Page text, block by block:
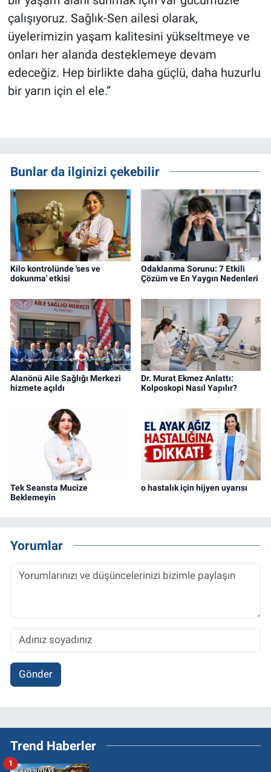
çalışıyoruz. Sağlık-Sen ailesi olarak,
üyelerimizin yaşam kalitesini yükseltmeye ve
onları her alanda desteklemeye devam
edeceğiz. Hep birlikte daha güçlü, daha huzurlu
bir yarın için el ele.”
Bunlar da ilginizi çekebilir
Kilo kontrolünde 'ses ve
dokunma' etkisi
Odaklanma Sorunu: 7 Etkili
Çözüm ve En Yaygın Nedenleri
Alanönü Aile Sağlığı Merkezi
hizmete açıldı
Dr. Murat Ekmez Anlattı:
Kolposkopi Nasıl Yapılır?
Tek Seansta Mucize
Beklemeyin
o hastalık için hijyen uyarısı
Yorumlar
Gönder
Trend Haberler
1